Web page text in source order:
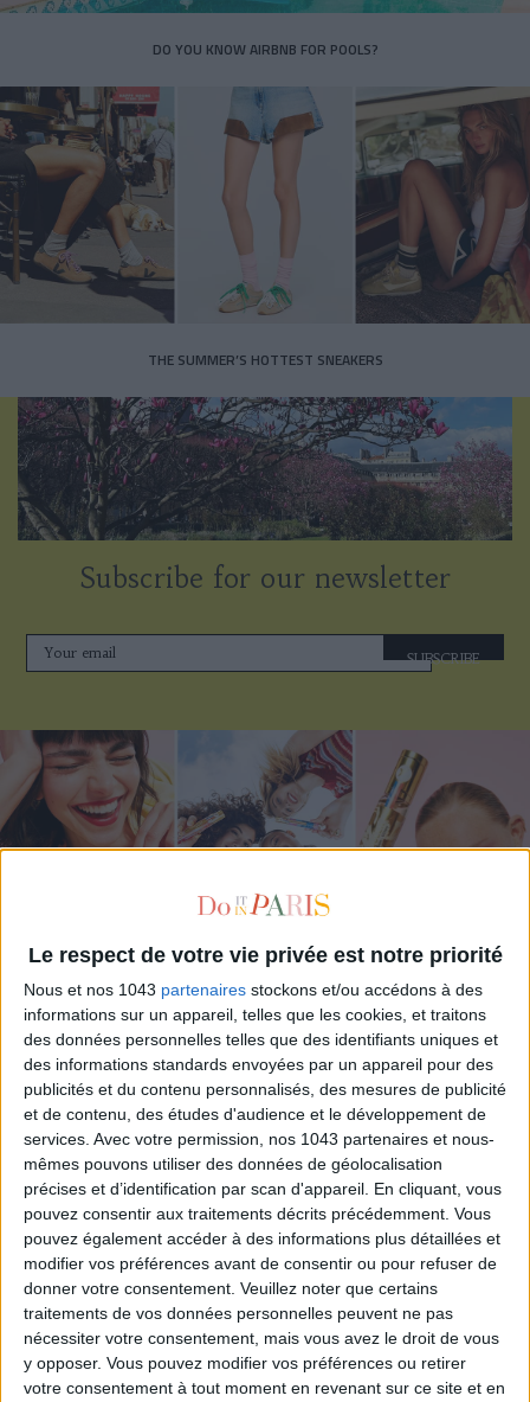
Le respect de votre vie privée est notre priorité
Nous et nos 1043 partenaires stockons et/ou accédons à des
informations sur un appareil, telles que les cookies, et traitons
des données personnelles telles que des identifiants uniques et
des informations standards envoyées par un appareil pour des
publicités et du contenu personnalisés, des mesures de publicité
et de contenu, des études d'audience et le développement de
services. Avec votre permission, nos 1043 partenaires et nous-
mêmes pouvons utiliser des données de géolocalisation
précises et d’identification par scan d'appareil. En cliquant, vous
pouvez consentir aux traitements décrits précédemment. Vous
pouvez également accéder à des informations plus détaillées et
modifier vos préférences avant de consentir ou pour refuser de
donner votre consentement. Veuillez noter que certains
traitements de vos données personnelles peuvent ne pas
nécessiter votre consentement, mais vous avez le droit de vous
y opposer. Vous pouvez modifier vos préférences ou retirer
votre consentement à tout moment en revenant sur ce site et en
DO YOU KNOW AIRBNB FOR POOLS?
THE SUMMER’S HOTTEST SNEAKERS
Subscribe for our newsletter
SUBSCRIBE
ADOPT PARFUMS IS REVOLUTIONIZING AFFORDABLE MADE-IN-FRANCE
FRAGRANCES
15 IDEAS FOR ENJOYING AUGUST IN PARIS